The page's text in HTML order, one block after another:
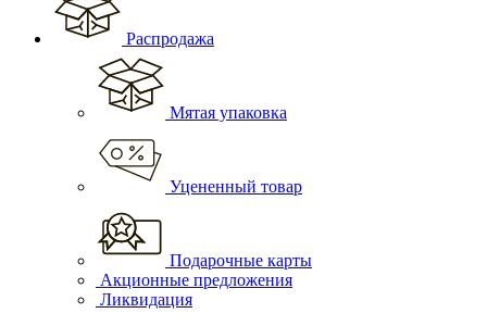
Распродажа
Мятая упаковка
Уцененный товар
Подарочные карты
Акционные предложения
Ликвидация